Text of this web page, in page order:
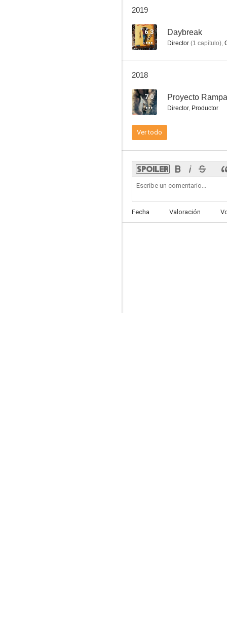
2019
6.3 Daybreak
Director (1 capítulo),
2018
7.0 Proyecto
Director, Productor
Ver todo
Fecha Valoración